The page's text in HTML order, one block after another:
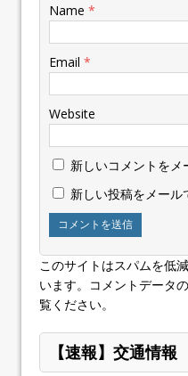
Name *
Email *
Website
新しいコメントをメ
新しい投稿をメール
このサイトはスパムを低
います。 コメントデータ
覧ください。
【速報】交通情報